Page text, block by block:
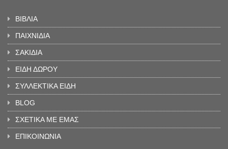
ΒΙΒΛΙΑ
ΠΑΙΧΝΙΔΙΑ
ΣΑΚΙΔΙΑ
ΕΙΔΗ ΔΩΡΟΥ
ΣΥΛΛΕΚΤΙΚΑ ΕΙΔΗ
BLOG
ΣΧΕΤΙΚΑ ΜΕ ΕΜΑΣ
ΕΠΙΚΟΙΝΩΝΙΑ